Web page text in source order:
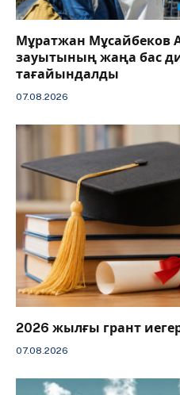
Мұратжан Мұсайбеков
зауытының жаңа бас
тағайындалды
07.08.2026
2026 жылғы грант
07.08.2026